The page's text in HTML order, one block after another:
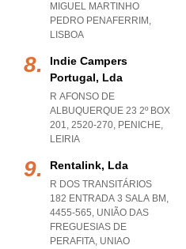
MIGUEL MARTINHO
PEDRO PENAFERRIM ,
LISBOA
Indie Campers
Portugal, Lda
R AFONSO DE
ALBUQUERQUE 23 2º BOX
201, 2520-270, PENICHE,
LEIRIA
Rentalink, Lda
R DOS TRANSITÁRIOS
182 ENTRADA 3 SALA BM,
4455-565, UNIÃO DAS
FREGUESIAS DE
PERAFITA, UNIAO